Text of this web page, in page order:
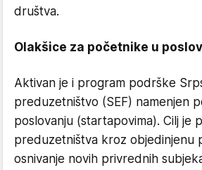
društva.
Olakšice za početnike u
Aktivan je i program podrške
preduzetništvo (SEF) namenjen
poslovanju (startapovima). Cilj je
preduzetništva kroz objedinjenu
osnivanje novih privrednih